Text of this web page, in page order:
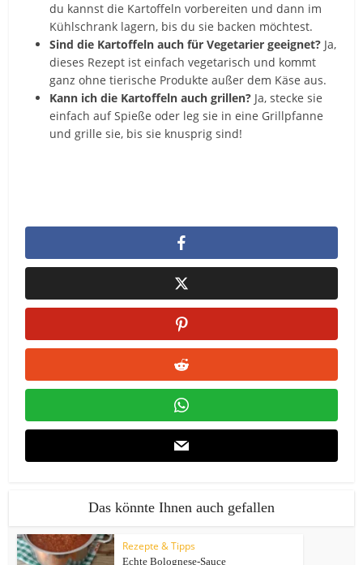
du kannst die Kartoffeln vorbereiten und dann im
Kühlschrank lagern, bis du sie backen möchtest.
Sind die Kartoffeln auch für Vegetarier geeignet? Ja,
dieses Rezept ist einfach vegetarisch und kommt
ganz ohne tierische Produkte außer dem Käse aus.
Kann ich die Kartoffeln auch grillen? Ja, stecke sie
einfach auf Spieße oder leg sie in eine Grillpfanne
und grille sie, bis sie knusprig sind!
Das könnte Ihnen auch gefallen
Rezepte & Tipps
Echte Bolognese-Sauce